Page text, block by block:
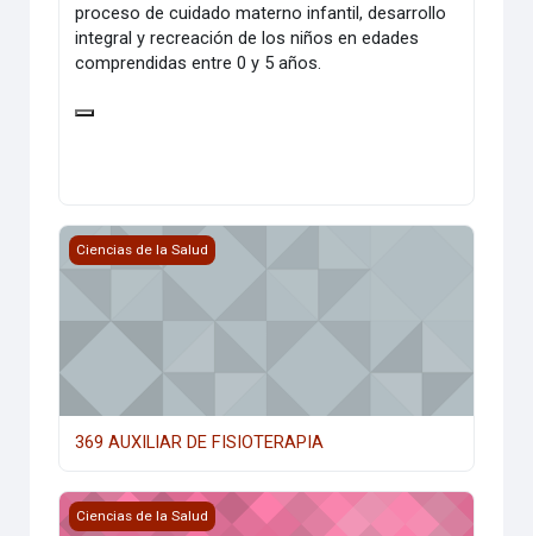
proceso de cuidado materno infantil, desarrollo
integral y recreación de los niños en edades
comprendidas entre 0 y 5 años.
369 AUXILIAR DE FISIOTERAPIA
Ciencias de la Salud
369 AUXILIAR DE FISIOTERAPIA
363 AUXILIAR DE ODONTOLOGIA
Ciencias de la Salud